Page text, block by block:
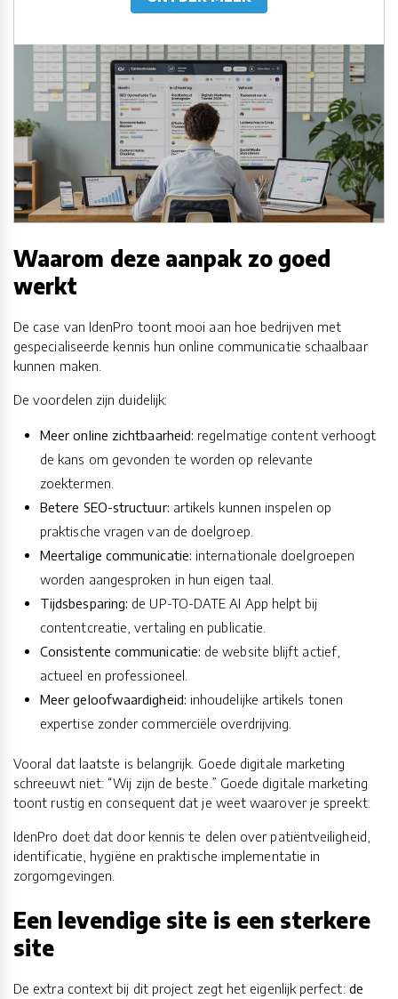
Waarom deze aanpak zo goed
werkt
De case van IdenPro toont mooi aan hoe bedrijven met
gespecialiseerde kennis hun online communicatie schaalbaar
kunnen maken.
De voordelen zijn duidelijk:
Meer online zichtbaarheid: regelmatige content verhoogt
de kans om gevonden te worden op relevante
zoektermen.
Betere SEO-structuur: artikels kunnen inspelen op
praktische vragen van de doelgroep.
Meertalige communicatie: internationale doelgroepen
worden aangesproken in hun eigen taal.
Tijdsbesparing: de UP-TO-DATE AI App helpt bij
contentcreatie, vertaling en publicatie.
Consistente communicatie: de website blijft actief,
actueel en professioneel.
Meer geloofwaardigheid: inhoudelijke artikels tonen
expertise zonder commerciële overdrijving.
Vooral dat laatste is belangrijk. Goede digitale marketing
schreeuwt niet: “Wij zijn de beste.” Goede digitale marketing
toont rustig en consequent dat je weet waarover je spreekt.
IdenPro doet dat door kennis te delen over patiëntveiligheid,
identificatie, hygiëne en praktische implementatie in
zorgomgevingen.
Een levendige site is een sterkere
site
De extra context bij dit project zegt het eigenlijk perfect: de